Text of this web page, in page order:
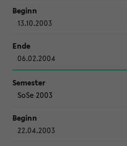
13.10.2003
06.02.2004
SoSe 2003
22.04.2003